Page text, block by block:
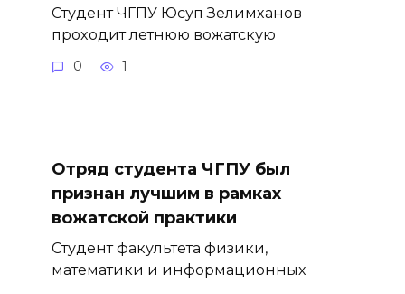
Студент ЧГПУ Юсуп Зелимханов
проходит летнюю вожатскую
0 1
Отряд студента ЧГПУ был
признан лучшим в рамках
вожатской практики
Студент факультета физики,
математики и информационных